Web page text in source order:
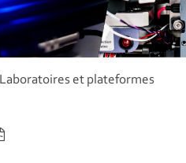
Laboratoires et plateformes